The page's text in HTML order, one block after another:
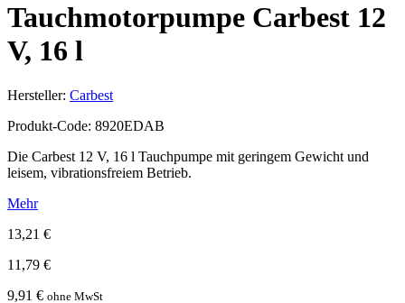
Tauchmotorpumpe Carbest 12
V, 16 l
Hersteller: Carbest
Produkt-Code: 8920EDAB
Die Carbest 12 V, 16 l Tauchpumpe mit geringem Gewicht und
leisem, vibrationsfreiem Betrieb.
Mehr
13,21 €
11,79 €
9,91 € ohne MwSt